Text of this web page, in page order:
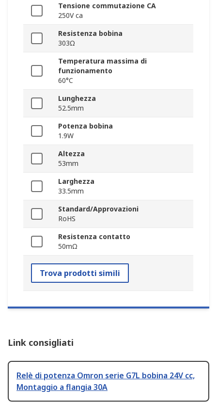
Tensione commutazione CA
250V ca
Resistenza bobina
303Ω
Temperatura massima di
funzionamento
60°C
Lunghezza
52.5mm
Potenza bobina
1.9W
Altezza
53mm
Larghezza
33.5mm
Standard/Approvazioni
RoHS
Resistenza contatto
50mΩ
Trova prodotti simili
Link consigliati
Relè di potenza Omron serie G7L bobina 24V cc,
Montaggio a flangia 30A